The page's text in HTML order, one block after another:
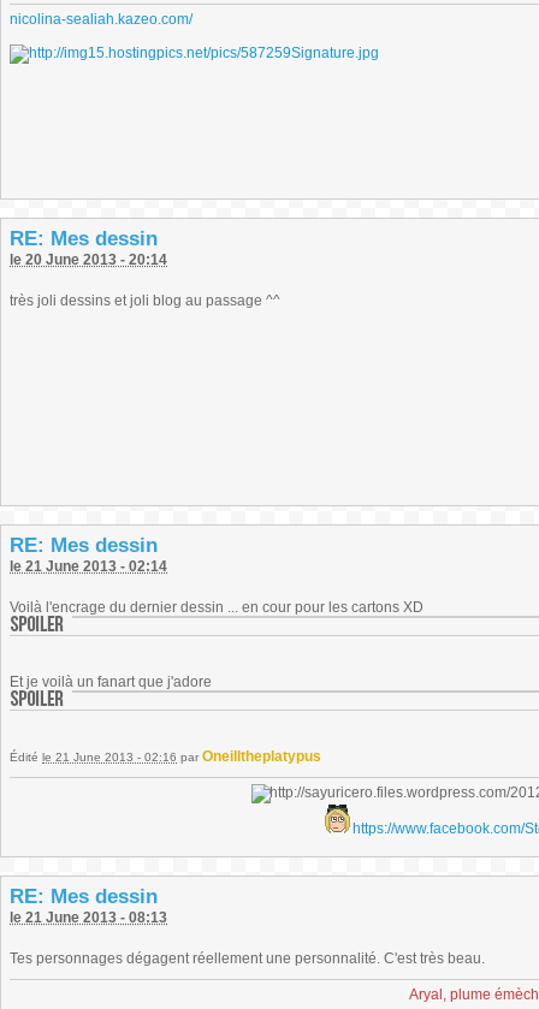
nicolina-sealiah.kazeo.com/
RE: Mes dessin
le 20 June 2013 - 20:14
très joli dessins et joli blog au passage ^^
RE: Mes dessin
le 21 June 2013 - 02:14
Voilà l'encrage du dernier dessin ... en cour pour les cartons XD
Et je voilà un fanart que j'adore
Édité le 21 June 2013 - 02:16 par Oneilltheplatypus
https://www.facebook.com/
RE: Mes dessin
le 21 June 2013 - 08:13
Tes personnages dégagent réellement une personnalité. C'est très beau.
Aryal, plume